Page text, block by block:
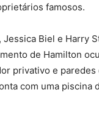
famosos.
Biel e Harry
de Hamilton
privativo e
com uma piscina